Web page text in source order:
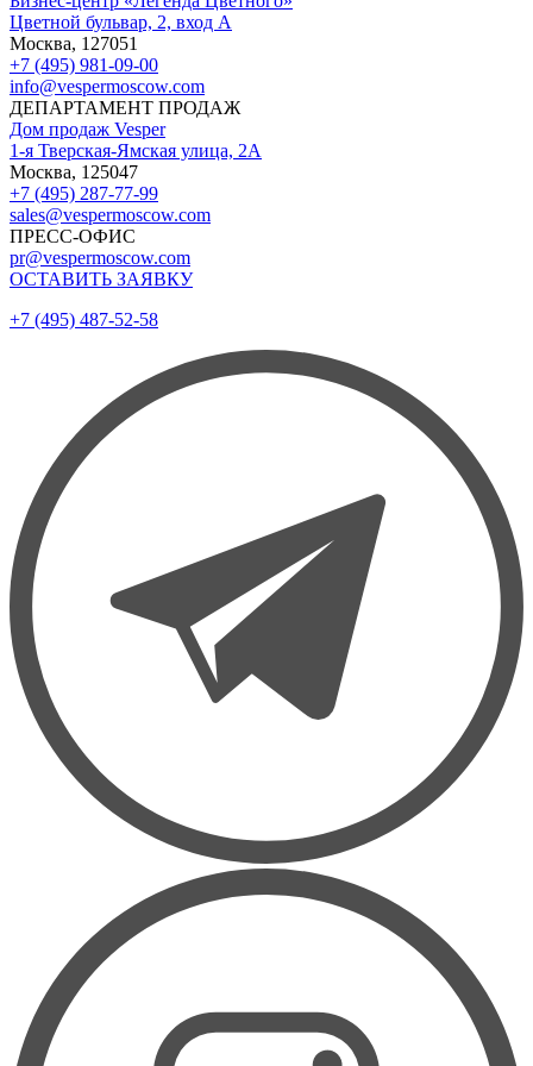
Цветной бульвар, 2, вход А
Москва, 127051
+7 (495) 981-09-00
info@vespermoscow.com
ДЕПАРТАМЕНТ ПРОДАЖ
Дом продаж Vesper
1-я Тверская-Ямская улица, 2А
Москва, 125047
+7 (495) 287-77-99
sales@vespermoscow.com
ПРЕСС-ОФИС
pr@vespermoscow.com
ОСТАВИТЬ ЗАЯВКУ
+7 (495) 487-52-58